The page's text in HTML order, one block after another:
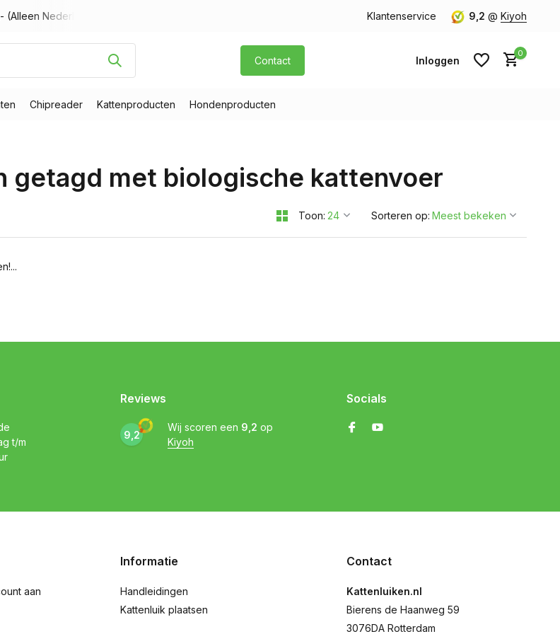
(Alleen Nederland) Gratis verzending v.a. € 40,- (Alleen Nederland)
Klantenservice 9,2 @ Kiyoh
Contact Inloggen
Account aanmaken
0
Chipreader Kattenproducten Hondenproducten
getagd met biologische kattenvoer
Toon: Sorteren op:
t/m
Reviews
9,2
Wij scoren een 9,2 op
Kiyoh
Socials
aan
Informatie
Handleidingen
Kattenluik plaatsen
Contact
Kattenluiken.nl
Bierens de Haanweg 59
3076DA Rotterdam